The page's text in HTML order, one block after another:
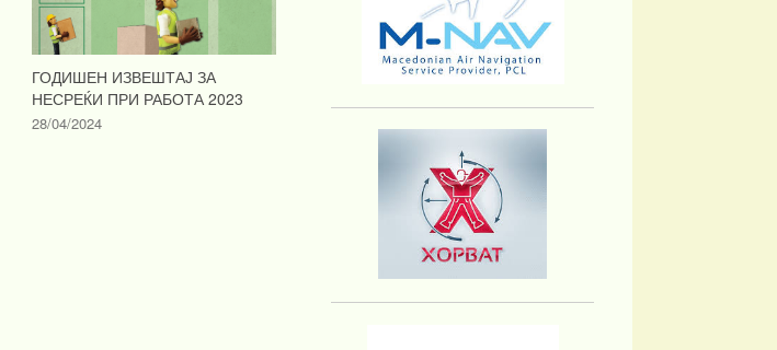
ГОДИШЕН ИЗВЕШТАЈ ЗА
НЕСРЕЌИ ПРИ РАБОТА 2023
28/04/2024